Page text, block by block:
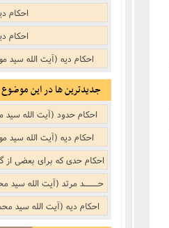
است
منکر
بوییدن عطر و گیاهاناحکام
احکام
احکام دیه (آیت الله سید
جدیدترین ها در این موضوع
احکام حدود (آیت الله
احکام دیه (آیت الله سید
حـــــد مرتد (آیت الله
احکام دیه (آیت الله سید